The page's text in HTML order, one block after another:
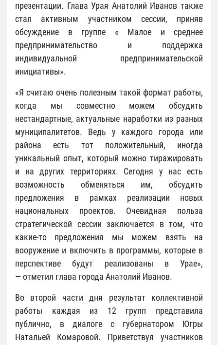
презентации. Глава Урая Анатолий Иванов также
стал активным участником сессии, приняв
обсуждение в группе « Малое и среднее
предпринимательство и поддержка
индивидуальной предпринимательской
инициативы».
«Я считаю очень полезным такой формат работы,
когда мы совместно можем обсудить
нестандартные, актуальные наработки из разных
муниципалитетов. Ведь у каждого города или
района есть тот положительный, иногда
уникальный опыт, который можно тиражировать
и на других территориях. Сегодня у нас есть
возможность обменяться им, обсудить
предложения в рамках реализации новых
национальных проектов. Очевидная польза
стратегической сессии заключается в том, что
какие-то предложения мы можем взять на
вооружение и включить в программы, которые в
перспективе будут реализованы в Урае»,
— отметил глава города Анатолий Иванов.
Во второй части дня результат коллективной
работы каждая из 12 групп представила
публично, в диалоге с губернатором Югры
Натальей Комаровой. Приветствуя участников